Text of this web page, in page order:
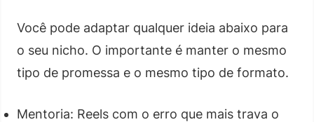
Você pode adaptar qualquer ideia abaixo para
o seu nicho. O importante é manter o mesmo
tipo de promessa e o mesmo tipo de formato.
Mentoria: Reels com o erro que mais trava o